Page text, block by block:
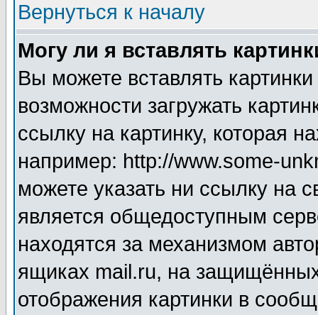
Вернуться к началу
Могу ли я вставлять
Вы можете вставлять
возможности загружать
ссылку на картинку, которая
например: http://www.some-
можете указать ни ссылку на
является общедоступным
находятся за механизмом
ящиках mail.ru, на
отображения картинки в